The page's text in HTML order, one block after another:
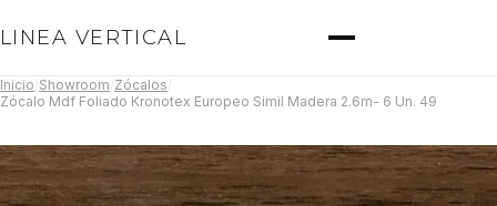
LINEA VERTICAL
Inicio Showroom Zócalos
Zócalo Mdf Foliado Kronotex Europeo Simil Madera 2.6m- 6 Un. 49